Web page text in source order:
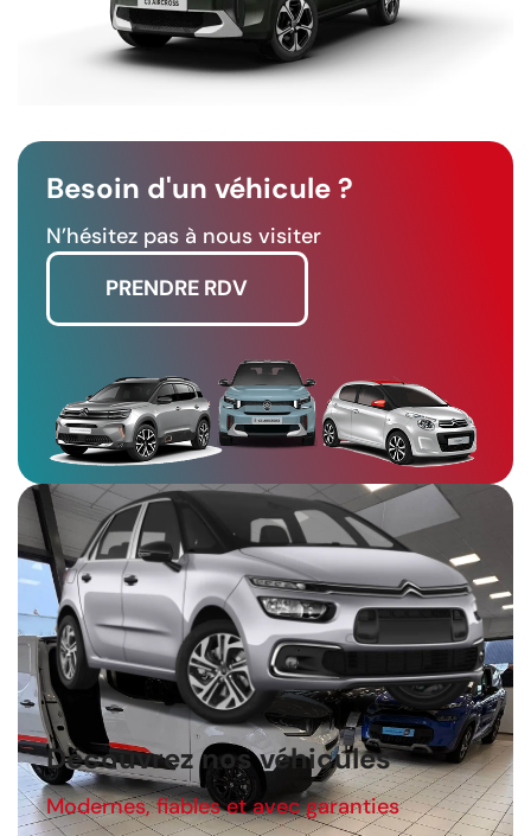
Besoin d'un véhicule ?
N’hésitez pas à nous visiter
PRENDRE RDV
Découvrez nos véhicules
Modernes, fiables et avec garanties